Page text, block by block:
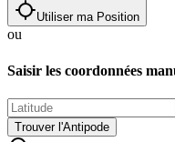
Utiliser ma Position
ou
Saisir les coordonnées
Trouver l'Antipode